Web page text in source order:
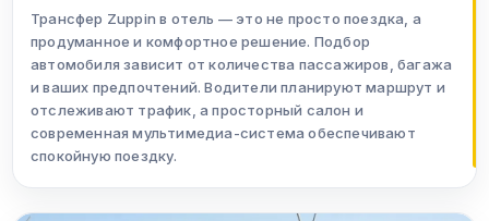
Трансфер Zuppin в отель — это не просто поездка, а
продуманное и комфортное решение. Подбор
автомобиля зависит от количества пассажиров, багажа
и ваших предпочтений. Водители планируют маршрут и
отслеживают трафик, а просторный салон и
современная мультимедиа-система обеспечивают
спокойную поездку.